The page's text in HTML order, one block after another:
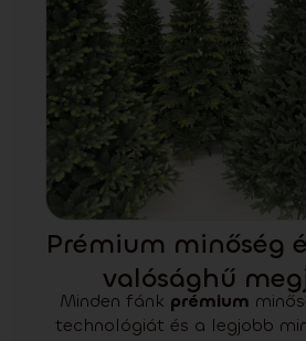
Prémium minőség
valósághű
Minden fánk prémium
technológiát és a legjobb